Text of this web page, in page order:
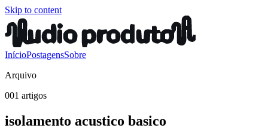
Skip to content
InícioPostagensSobre
Arquivo
001 artigos
isolamento acustico basico